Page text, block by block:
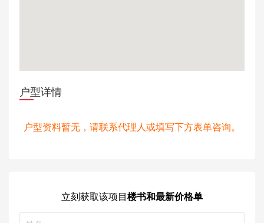
户型详情
户型资料暂无，请联系代理人或填写下方表单咨询。
立刻获取该项目楼书和最新价格单